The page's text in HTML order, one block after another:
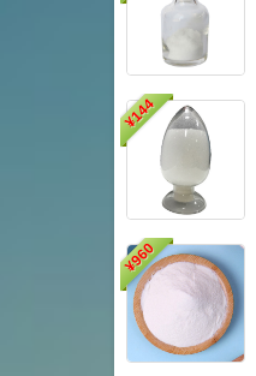
¥
144
¥
960